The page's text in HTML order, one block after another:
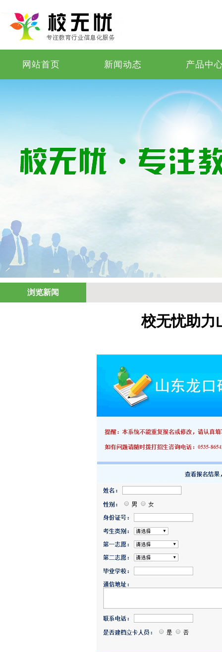
网站首页 新闻动态 产品中
浏览新闻
校无忧助力